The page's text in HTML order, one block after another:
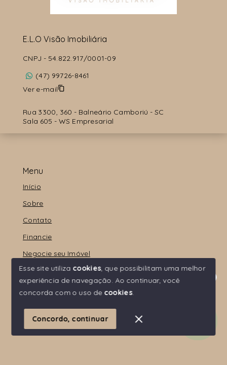
Olá! Estamos disponíveis para te ajudar.
Menu
Início
Sobre
Contato
Financie
Negocie seu Imóvel
© Copyright 2026 - E.L.O Visão Imobiliária - Todos os
SITE PARA IMOBILIARIA
E.L.O Visão Imobiliária
CNPJ - 54.822.917/0001-09
(47) 99726-8461
Ver e-mail
Rua 3300, 360 - Balneário Camboriú - SC
Sala 605 - WS Empresarial
Esse site utiliza cookies, que possibilitam uma melhor
experiência de navegação. Ao continuar, você
concorda com o uso de cookies.
Concordo, continuar